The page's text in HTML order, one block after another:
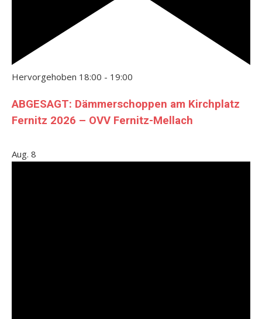
Hervorgehoben 18:00 - 19:00
ABGESAGT: Dämmerschoppen am Kirchplatz
Fernitz 2026 – OVV Fernitz-Mellach
Aug. 8